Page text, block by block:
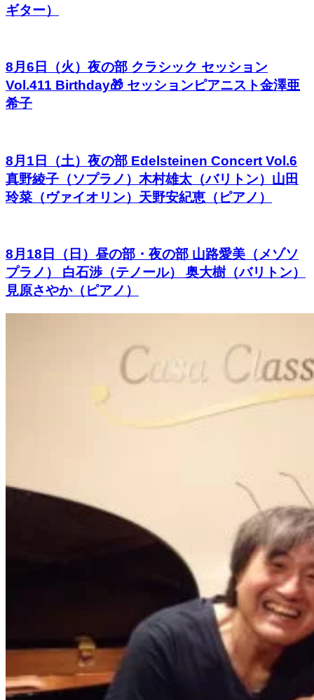
ギター）
8月6日（火）夜の部 クラシック セッション
Vol.411 Birthday🎁 セッションピアニスト金澤亜
希子
8月1日（土）夜の部 Edelsteinen Concert Vol.6
真野綾子（ソプラノ）木村雄太（バリトン）山田
玲菜（ヴァイオリン）天野安紀恵（ピアノ）
8月18日（日）昼の部・夜の部 山路愛美（メゾソ
プラノ） 白石渉（テノール） 奥大樹（バリトン）
見原さやか（ピアノ）